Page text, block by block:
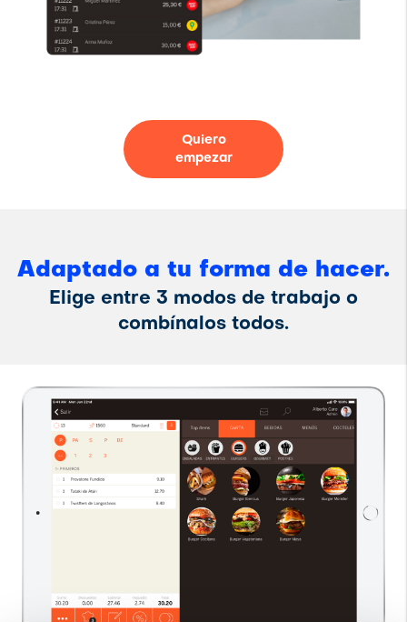
Quiero
empezar
Adaptado a tu forma de hacer.
Elige entre 3 modos de trabajo o
combínalos todos.